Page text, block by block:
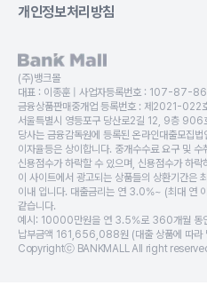
개인정보처리방침
(주)뱅크몰
대표 : 이종훈 | 사업자등록번호 : 107-87-
금융상품판매중개업 등록번호 : 제2021-022
서울특별시 영등포구 당산로2길 12, 9층 906
당사는 금융감독원에 등록된 온라인대출모집
이자율등은 상이합니다. 중개수수료 요구 및
신용점수가 하락할 수 있으며, 신용점수가 하
이 사이트에서 광고되는 상품들의 상환기간은
이내 입니다. 대출금리는 연 3.0%~ (최대 연
같습니다.
예시: 10000만원을 연 3.5%로 360개월 동
납부금액 161,656,088원 (대출 상품에 따라
Copyrightⓒ BANKMALL All right